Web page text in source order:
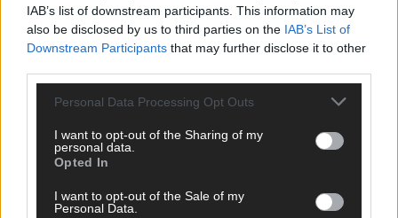
IAB’s list of downstream participants. This information may
also be disclosed by us to third parties on the IAB’s List of
Downstream Participants that may further disclose it to other
Personal Data Processing Opt Outs
I want to opt-out of the Sharing of my
personal data.
Opted In
I want to opt-out of the Sale of my
Personal Data.
DIREKT ZUM THEMA